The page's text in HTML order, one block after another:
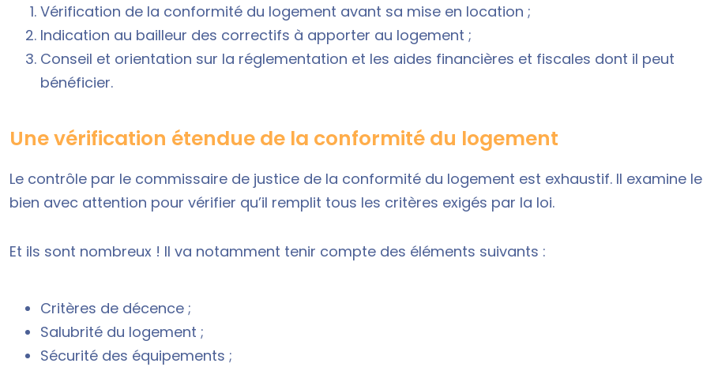
Vérification de la conformité du logement avant sa mise en location ;
Indication au bailleur des correctifs à apporter au logement ;
Conseil et orientation sur la réglementation et les aides financières et fiscales dont il peut
bénéficier.
Une vérification étendue de la conformité du logement
Le contrôle par le commissaire de justice de la conformité du logement est exhaustif. Il examine le
bien avec attention pour vérifier qu’il remplit tous les critères exigés par la loi.
Et ils sont nombreux ! Il va notamment tenir compte des éléments suivants :
Critères de décence ;
Salubrité du logement ;
Sécurité des équipements ;